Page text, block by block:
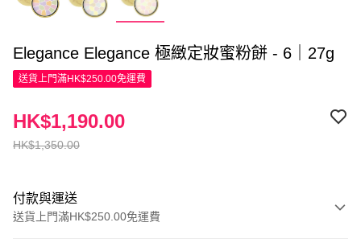
Elegance Elegance 極緻定妝蜜粉餅 - 6｜27g
送貨上門滿HK$250.00免運費
HK$1,350.00
HK$1,190.00
付款與運送
送貨上門滿HK$250.00免運費